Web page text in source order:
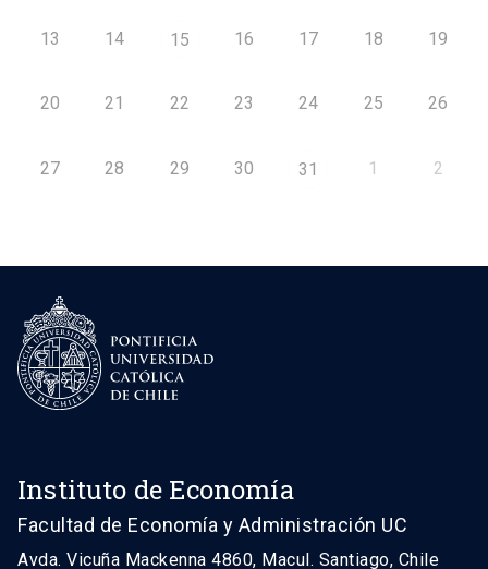
13 14 15 16 17 18 19
20 21 22 23 24 25 26
27 28 29 30 31 1 2
Instituto de Economía
Facultad de Economía y Administración UC
Avda. Vicuña Mackenna 4860, Macul. Santiago, Chile